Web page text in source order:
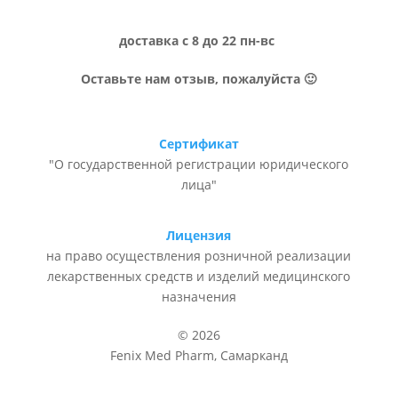
доставка с 8 до 22 пн-вс
Оставьте нам отзыв, пожалуйста 🙂
Сертификат
"О государственной регистрации юридического
лица"
Лицензия
на право осуществления розничной реализации
лекарственных средств и изделий медицинского
назначения
© 2026
Fenix Med Pharm, Самарканд